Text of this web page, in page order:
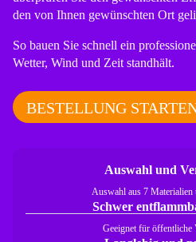
den von Ihnen gewünschten Ort
So bauen Sie schnell ein
Wetter, Wind und Zeit standhält.
BESTELLUNG
Auswahl und
Auswahl aus 7 Materialien
Schwer
Geeignet für öffentliche